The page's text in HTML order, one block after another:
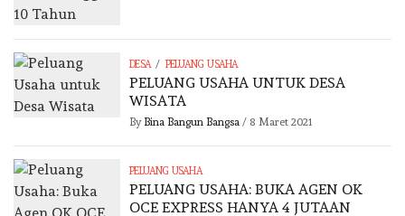
DESA / PELUANG USAHA
PELUANG USAHA UNTUK DESA
WISATA
By Bina Bangun Bangsa/ 8 Maret 2021
PELUANG USAHA
PELUANG USAHA: BUKA AGEN OK
OCE EXPRESS HANYA 4 JUTAAN